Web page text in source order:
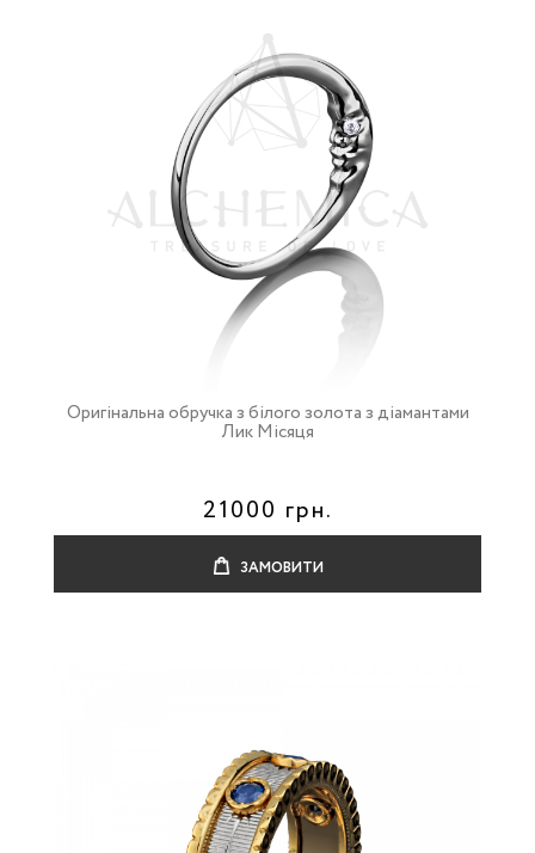
Оригінальна обручка з білого золота з діамантами
Лик Місяця
21000 грн.
ЗАМОВИТИ